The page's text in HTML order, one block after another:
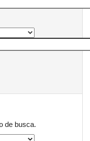
de busca.